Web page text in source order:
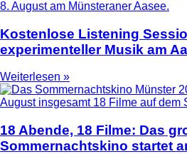
Kostenlose Listening
experimenteller Musik am
Weiterlesen »
18 Abende, 18 Filme: Das
Sommernachtskino startet